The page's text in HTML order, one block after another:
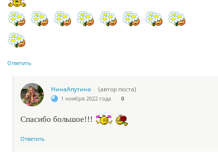
Ответить
НинаАпутина (автор поста)
1 ноября 2022 года 0
Спасибо большое!!!
Ответить